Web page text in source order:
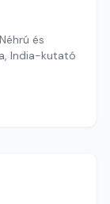
és
India-kutató